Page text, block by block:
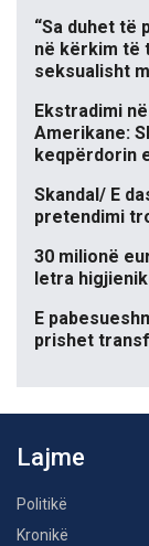
“Sa duhet të
në kërkim të
seksualisht
Ekstradimi
Amerikane:
keqpërdorin
Skandal/ E
pretendimi
30 milionë
letra
E
prishet
Lajme
Politikë
Kronikë